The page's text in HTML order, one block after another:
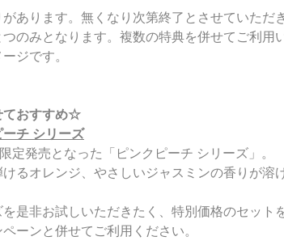
あります。無くなり次第終了とさせていただ
のみとなります。複数の特典を併せてご利用
ジです。
ておすすめ☆
ーチ シリーズ
定発売となった「ピンクピーチ シリーズ」。
るオレンジ、やさしいジャスミンの香りが溶
是非お試しいただきたく、特別価格のセット
ーンと併せてご利用ください。